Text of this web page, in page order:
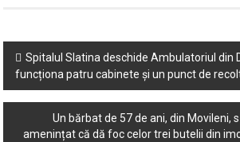
Post
navigation
Spitalul Slatina deschide Ambulatoriul din
funcționa patru cabinete și un punct de
Un bărbat de 57 de ani, din Movileni,
amenințat că dă foc celor trei butelii din